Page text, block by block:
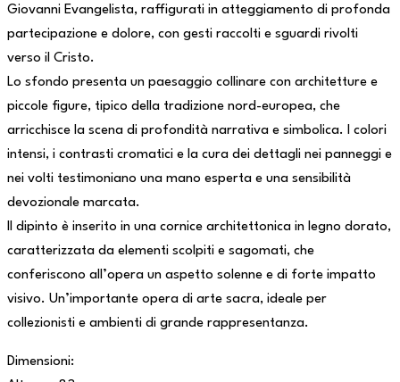
Giovanni Evangelista, raffigurati in atteggiamento di profonda
partecipazione e dolore, con gesti raccolti e sguardi rivolti
verso il Cristo.
Lo sfondo presenta un paesaggio collinare con architetture e
piccole figure, tipico della tradizione nord-europea, che
arricchisce la scena di profondità narrativa e simbolica. I colori
intensi, i contrasti cromatici e la cura dei dettagli nei panneggi e
nei volti testimoniano una mano esperta e una sensibilità
devozionale marcata.
Il dipinto è inserito in una cornice architettonica in legno dorato,
caratterizzata da elementi scolpiti e sagomati, che
conferiscono all’opera un aspetto solenne e di forte impatto
visivo. Un’importante opera di arte sacra, ideale per
collezionisti e ambienti di grande rappresentanza.
Dimensioni: